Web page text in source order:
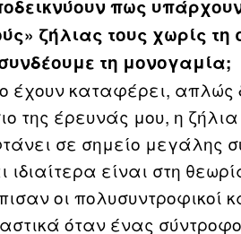
πως
ζήλιας τους χωρίς τη
τη μονογαμία;
έχουν καταφέρει, απλώς
της έρευνάς μου, η
σε σημείο μεγάλης
είναι στη
οι πολυσυντροφικοί
όταν ένας